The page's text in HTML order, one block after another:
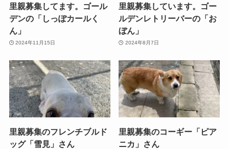
里親募集してます。ゴール
デンの「しっぽカールく
ん」
2024年11月15日
里親募集しています。ゴー
ルデンレトリーバーの「お
ぼん」
2024年8月7日
里親募集のフレンチブルド
ッグ「雪見」さん
里親募集のコーギー「ピア
ニカ」さん